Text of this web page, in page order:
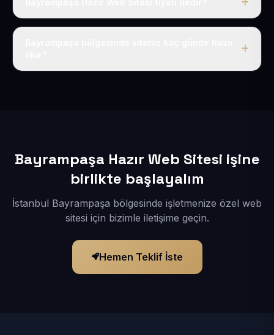
Tek fiyat uygulanır: yıllık 50 USD + KDV. Bu bedele alan
Bayrampaşa Hazır Web Sitesi işine
birlikte başlayalım
İstanbul Bayrampaşa bölgesinde işletmenize özel web
sitesi için bizimle iletişime geçin.
Hemen Teklif İste